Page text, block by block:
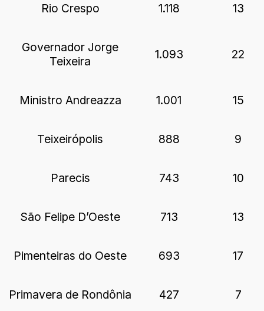
Rio Crespo 1.118 13
Governador Jorge
Teixeira
1.093 22
Ministro Andreazza 1.001 15
Teixeirópolis 888 9
Parecis 743 10
São Felipe D’Oeste 713 13
Pimenteiras do Oeste 693 17
Primavera de Rondônia 427 7